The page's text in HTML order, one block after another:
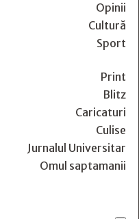
Opinii
Cultură
Sport
Print
Blitz
Caricaturi
Culise
Jurnalul Universitar
Omul saptamanii